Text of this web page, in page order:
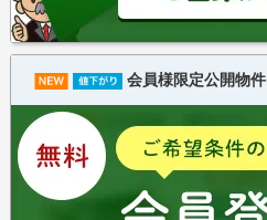
会員様限定公開物件